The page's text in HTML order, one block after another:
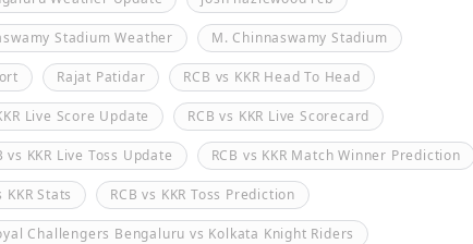
Stadium Weather M. Chinnaswamy Stadium
Rajat Patidar RCB vs KKR Head To Head
Live Score Update RCB vs KKR Live Scorecard
vs KKR Live Toss Update RCB vs KKR Match Winner Prediction
KKR Stats RCB vs KKR Toss Prediction
Challengers Bengaluru vs Kolkata Knight Riders